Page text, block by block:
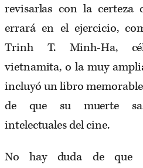
revisarlas con la certeza
errará en el ejercicio,
Trinh T. Minh-Ha,
vietnamita, o la muy
incluyó un libro
de que su muerte
intelectuales del cine.
No hay duda de que